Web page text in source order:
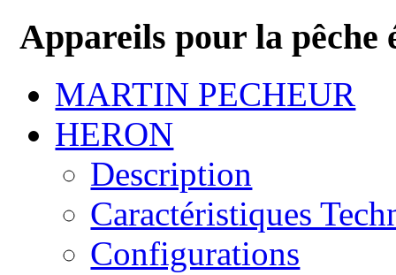
Appareils pour la pêche
MARTIN PECHEUR
HERON
Description
Caractéristiques
Configurations